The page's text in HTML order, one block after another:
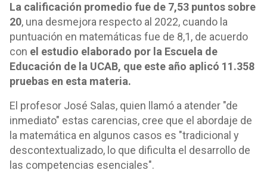
La calificación promedio fue de 7,53 puntos sobre
20, una desmejora respecto al 2022, cuando la
puntuación en matemáticas fue de 8,1, de acuerdo
con el estudio elaborado por la Escuela de
Educación de la UCAB, que este año aplicó 11.358
pruebas en esta materia.
El profesor José Salas, quien llamó a atender "de
inmediato" estas carencias, cree que el abordaje de
la matemática en algunos casos es "tradicional y
descontextualizado, lo que dificulta el desarrollo de
las competencias esenciales".